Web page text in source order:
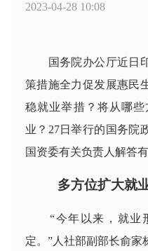
2023-04-28 10:08
国务院办公厅近日印
策措施全力促发展惠民
稳就业举措？将从哪
业？27日举行的国务院
国资委有关负责人解答
多方位扩大就
“今年以来，就业
定。”人社部副部长俞